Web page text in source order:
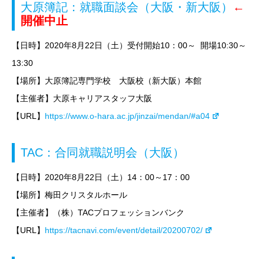
大原簿記：就職面談会（大阪・新大阪）
←
開催中止
【日時】2020年8月22日（土） 受付開始10：00～ 開場10:30～
13:30
【場所】大原簿記専門学校 大阪校（新大阪）本館
【主催者】大原キャリアスタッフ大阪
【URL】 https://www.o-hara.ac.jp/jinzai/mendan/#a04
TAC：合同就職説明会（大阪）
【日時】2020年8月22日（土）14：00～17：00
【場所】梅田クリスタルホール
【主催者】（株）TACプロフェッションバンク
【URL】 https://tacnavi.com/event/detail/20200702/